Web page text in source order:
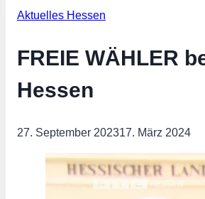
Aktuelles Hessen
FREIE WÄHLER
Hessen
27. September 202317. März 2024